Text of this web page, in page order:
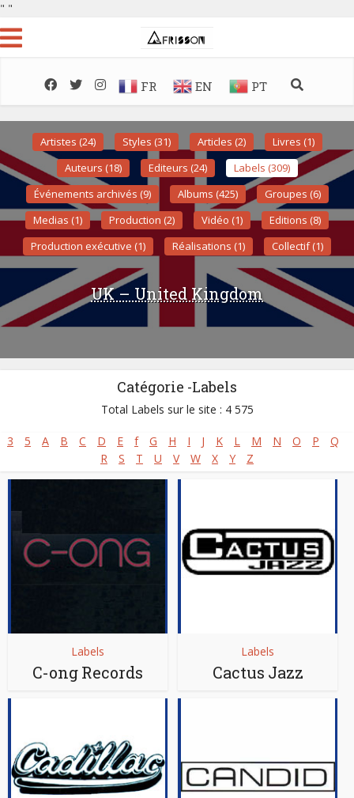
" "
FR EN PT
Artistes (24) Styles (31) Articles (2)
Livres (1)
Auteurs (18)
Editeurs (24)
Labels (309)
Événements archivés (9)
Albums (425)
Groupes (6)
Medias (1)
Production (2) Vidéo (1)
Editions (8)
Production exécutive (1)
Réalisations (1) Collectif (1)
UK – United Kingdom
Catégorie -Labels
Total Labels sur le site : 4 575
3 5 A B C D E f G H I J K L M N O P
Q
R
S T U V W X Y Z
Labels
C-ong Records
Labels
Cactus Jazz